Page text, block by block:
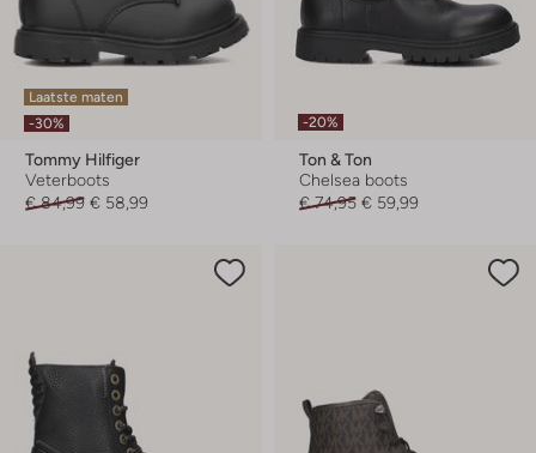
Laatste maten
-30%
Tommy Hilfiger
Veterboots
€ 84,99 € 58,99
-20%
Ton & Ton
Chelsea boots
€ 74,95 € 59,99